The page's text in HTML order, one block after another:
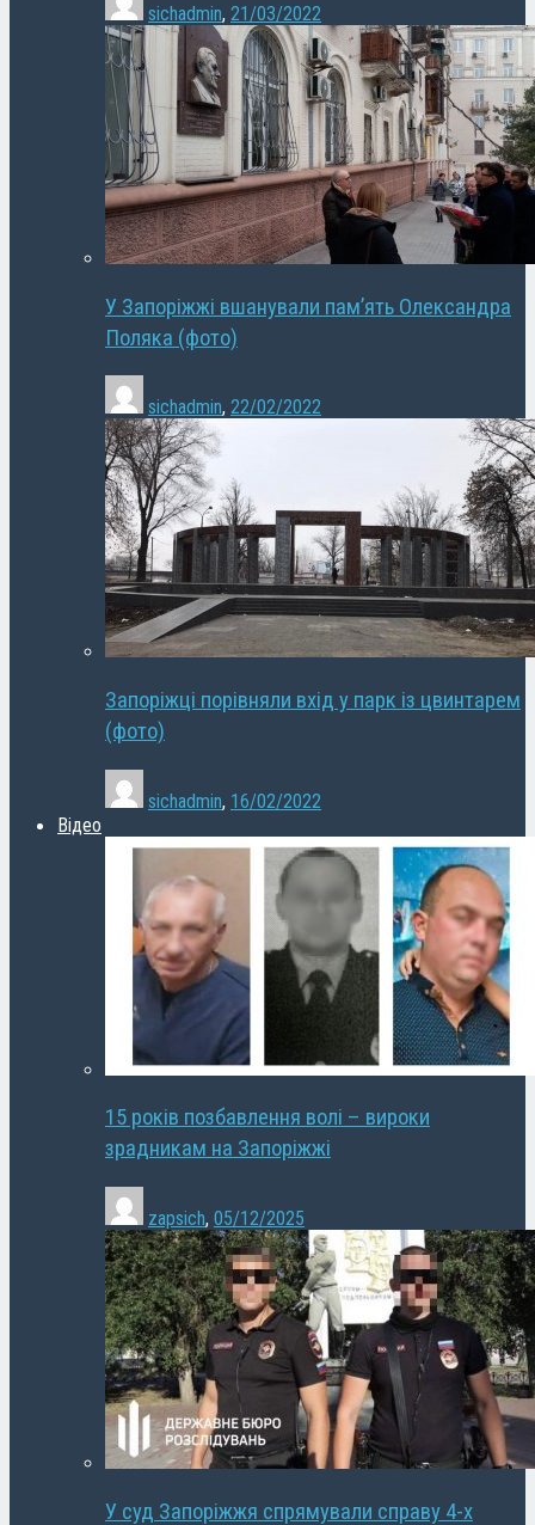
sichadmin, 21/03/2022
У Запоріжжі вшанували пам’ять Олександра
Поляка (фото)
sichadmin, 22/02/2022
Запоріжці порівняли вхід у парк із цвинтарем
(фото)
sichadmin, 16/02/2022
Відео
15 років позбавлення волі – вироки
зрадникам на Запоріжжі
zapsich, 05/12/2025
У суд Запоріжжя спрямували справу 4-х